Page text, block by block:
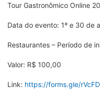
Tour Gastronômico Online
Data do evento: 1º e 30 de
Restaurantes – Período de
Valor: R$ 100,00
Link: https://forms.gle/